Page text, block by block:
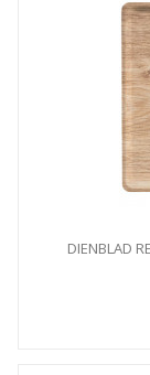
DIENBLAD